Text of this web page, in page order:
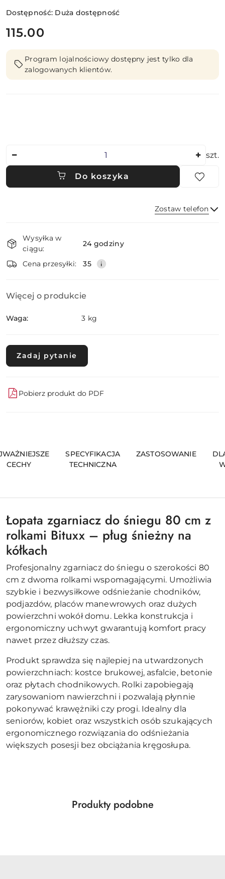
Dostępność: Duża dostępność
cena:
115.00
Program lojalnościowy dostępny jest tylko dla
zalogowanych klientów.
szt.
Do koszyka
Zostaw telefon
i
dostawa
Wysyłka w
ciągu:
24 godziny
Cena przesyłki: 35
Więcej o produkcie
Waga: 3 kg
Zadaj pytanie
Pobierz produkt do PDF
CECHY
SPECYFIKACJA
TECHNICZNA
ZASTOSOWANIE
Łopata zgarniacz do śniegu 80 cm z
rolkami Bituxx – pług śnieżny na
kółkach
Profesjonalny zgarniacz do śniegu o szerokości 80
cm z dwoma rolkami wspomagającymi. Umożliwia
szybkie i bezwysiłkowe odśnieżanie chodników,
podjazdów, placów manewrowych oraz dużych
powierzchni wokół domu. Lekka konstrukcja i
ergonomiczny uchwyt gwarantują komfort pracy
nawet przez dłuższy czas.
Produkt sprawdza się najlepiej na utwardzonych
powierzchniach: kostce brukowej, asfalcie, betonie
oraz płytach chodnikowych. Rolki zapobiegają
zarysowaniom nawierzchni i pozwalają płynnie
pokonywać krawężniki czy progi. Idealny dla
seniorów, kobiet oraz wszystkich osób szukających
ergonomicznego rozwiązania do odśnieżania
większych posesji bez obciążania kręgosłupa.
Pomiń karuzelę produktów
Produkty
Produkty podobne